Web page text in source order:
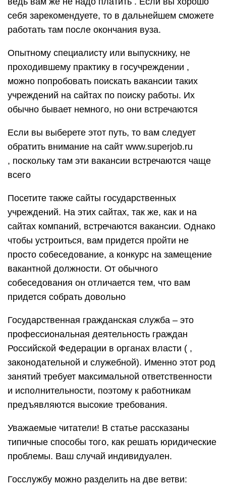
себя зарекомендуете, то в дальнейшем сможете
работать там после окончания вуза.
Опытному специалисту или выпускнику, не
проходившему практику в госучреждении ,
можно попробовать поискать вакансии таких
учреждений на сайтах по поиску работы. Их
обычно бывает немного, но они встречаются
Если вы выберете этот путь, то вам следует
обратить внимание на сайт www.superjob.ru
, поскольку там эти вакансии встречаются чаще
всего
Посетите также сайты государственных
учреждений. На этих сайтах, так же, как и на
сайтах компаний, встречаются вакансии. Однако
чтобы устроиться, вам придется пройти не
просто собеседование, а конкурс на замещение
вакантной должности. От обычного
собеседования он отличается тем, что вам
придется собрать довольно
Государственная гражданская служба – это
профессиональная деятельность граждан
Российской Федерации в органах власти ( ,
законодательной и служебной). Именно этот род
занятий требует максимальной ответственности
и исполнительности, поэтому к работникам
предъявляются высокие требования.
Уважаемые читатели! В статье рассказаны
типичные способы того, как решать юридические
проблемы. Ваш случай индивидуален.
Госслужбу можно разделить на две ветви: